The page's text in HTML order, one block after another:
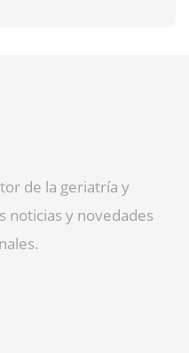
de la geriatría y
noticias y novedades